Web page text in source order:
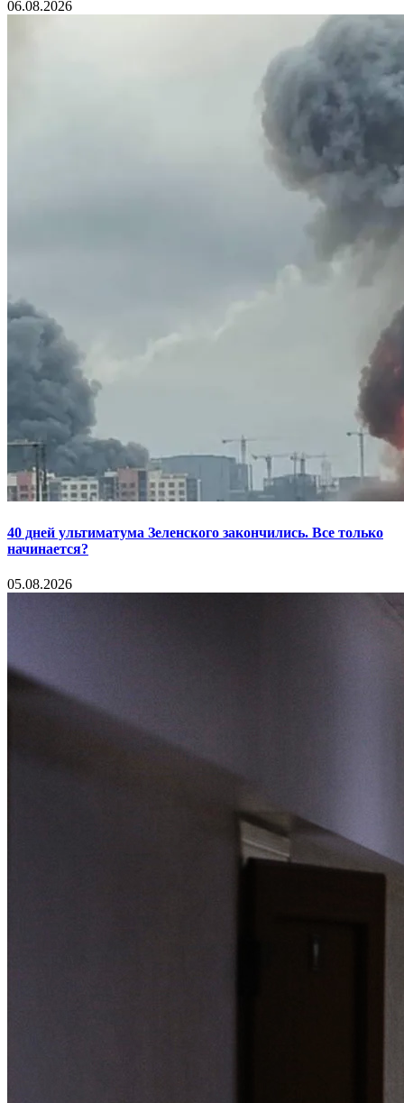
06.08.2026
40 дней ультиматума Зеленского закончились. Все только
начинается?
05.08.2026